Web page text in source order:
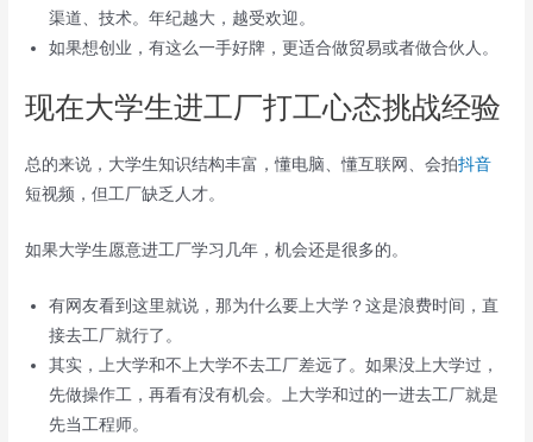
渠道、技术。年纪越大，越受欢迎。
如果想创业，有这么一手好牌，更适合做贸易或者做合伙人。
现在大学生进工厂打工心态挑战经验
总的来说，大学生知识结构丰富，懂电脑、懂互联网、会拍抖音
短视频，但工厂缺乏人才。
如果大学生愿意进工厂学习几年，机会还是很多的。
有网友看到这里就说，那为什么要上大学？这是浪费时间，直
接去工厂就行了。
其实，上大学和不上大学不去工厂差远了。如果没上大学过，
先做操作工，再看有没有机会。上大学和过的一进去工厂就是
先当工程师。